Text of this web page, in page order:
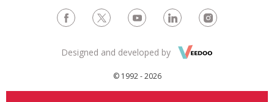
© 1992 - 2026
Designed and developed by